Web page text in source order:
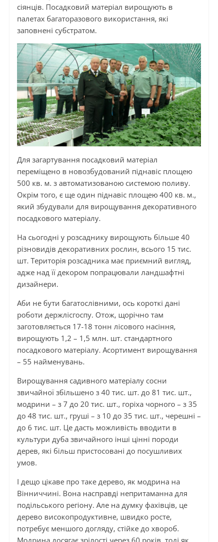
сіянців. Посадковий матеріал вирощують в
палетах багаторазового використання, які
заповнені субстратом.
Для загартування посадковий матеріал
переміщено в новозбудований піднавіс площею
500 кв. м. з автоматизованою системою поливу.
Окрім того, є ще один піднавіс площею 400 кв. м.,
який збудували для вирощування декоративного
посадкового матеріалу.
На сьогодні у розсаднику вирощують більше 40
різновидів декоративних рослин, всього 15 тис.
шт. Територія розсадника має приємний вигляд,
адже над її декором попрацювали ландшафтні
дизайнери.
Аби не бути багатослівними, ось короткі дані
роботи держлісгоспу. Отож, щорічно там
заготовляється 17-18 тонн лісового насіння,
вирощують 1,2 – 1,5 млн. шт. стандартного
посадкового матеріалу. Асортимент вирощування
– 55 найменувань.
Вирощування садивного матеріалу сосни
звичайної збільшено з 40 тис. шт. до 81 тис. шт.,
модрини – з 7 до 20 тис. шт., горіха чорного – з 35
до 48 тис. шт., груші – з 10 до 35 тис. шт., черешні –
до 6 тис. шт. Це дасть можливість вводити в
культури дуба звичайного інші цінні породи
дерев, які більш пристосовані до посушливих
умов.
І дещо цікаве про таке дерево, як модрина на
Вінниччині. Вона насправді непритаманна для
подільського регіону. Але на думку фахівців, це
дерево високопродуктивне, швидко росте,
потребує меншого догляду, стійке до хвороб.
Модрина досягає зрілості через 60 років, тоді як